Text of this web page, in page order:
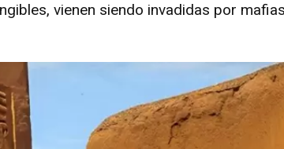
vienen siendo invadidas por